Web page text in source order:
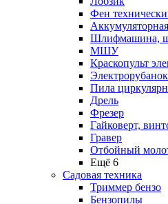
Фен
Шлифмашина,
МШУ
Краскопульт
Электрорубанок
Пила
Дрель
Фрезер
Гайковерт,
Гравер
Отбойный
Ещё 6
Садовая техника
Триммер бензо
Бензопилы